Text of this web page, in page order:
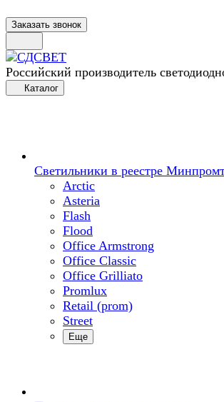
Заказать звонок
Российский производитель
Каталог
Светильники в реестре
Arctic
Asteria
Flash
Flood
Office Armstrong
Office Classic
Office Grilliato
Promlux
Retail (prom)
Street
Еще